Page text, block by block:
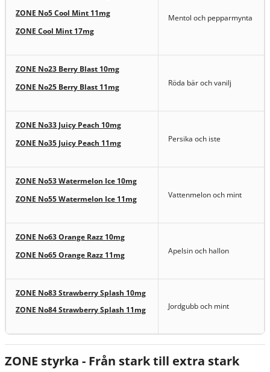
ZONE No5 Cool Mint 11mg
ZONE Cool Mint 17mg
Mentol och pepparmynta
ZONE No23 Berry Blast 10mg
ZONE No25 Berry Blast 11mg
Röda bär och vanilj
ZONE No33 Juicy Peach 10mg
ZONE No35 Juicy Peach 11mg
Persika och iste
ZONE No53 Watermelon Ice 10mg
ZONE No55 Watermelon Ice 11mg
Vattenmelon och mint
ZONE No63 Orange Razz 10mg
ZONE No65 Orange Razz 11mg
Apelsin och hallon
ZONE No83 Strawberry Splash 10mg
ZONE No84 Strawberry Splash 11mg
Jordgubb och mint
ZONE styrka - Från stark till extra stark